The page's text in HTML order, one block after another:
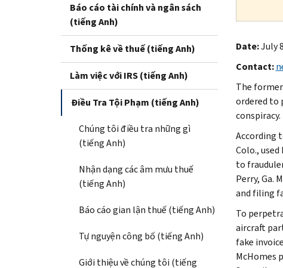
Báo cáo tài chính và ngân sách
(tiếng Anh)
Thống kê về thuế (tiếng Anh)
Làm việc với IRS (tiếng Anh)
Điều Tra Tội Phạm (tiếng Anh)
Chúng tôi điều tra những gì
(tiếng Anh)
Nhận dạng các âm mưu thuế
(tiếng Anh)
Báo cáo gian lận thuế (tiếng Anh)
Tự nguyện công bố (tiếng Anh)
Giới thiệu về chúng tôi (tiếng
Date:July
Contact:
The
ordered to
conspiracy.
According
Colo.,
to
Perry, Ga.
and filing
To
aircraft
fake
McHomes